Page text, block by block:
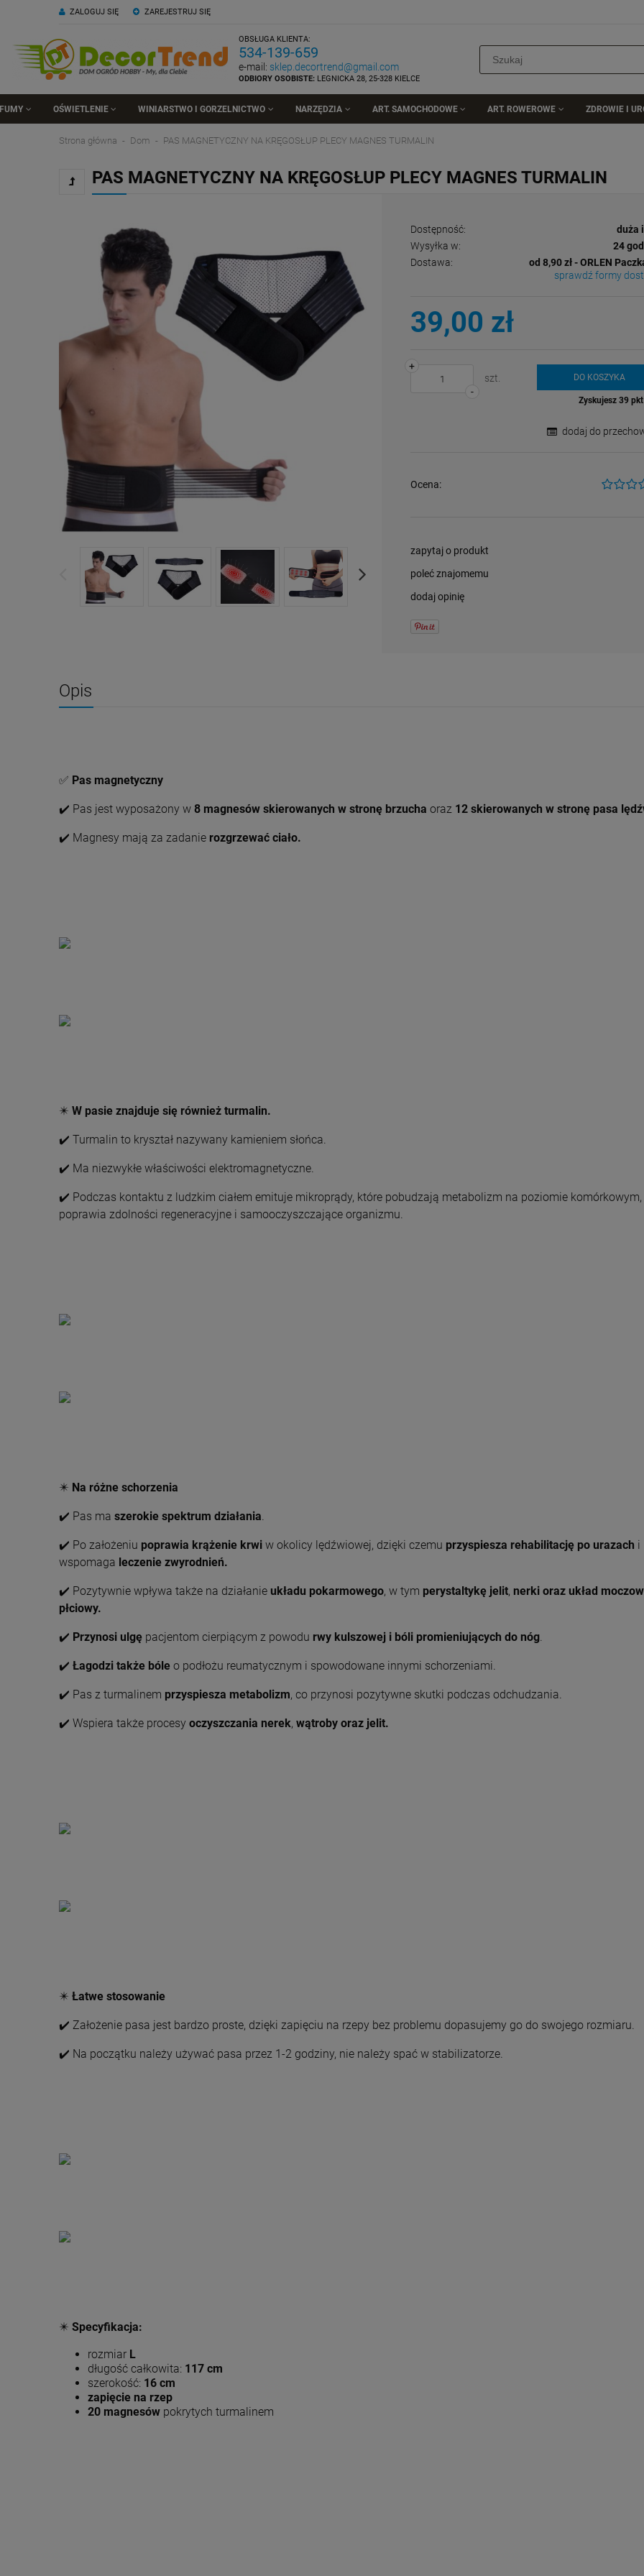
ZAREJESTRUJ SIĘ
ZALOGUJ SIĘ
OBSŁUGA KLIENTA:
534-139-659
e-mail: sklep.decortrend@gmail.com
ODBIORY OSOBISTE: LEGNICKA 28, 25-328 KIELCE
OŚWIETLENIE WINIARSTWO I GORZELNICTWO NARZĘDZIA ART. SAMOCHODOWE ART. ROWEROWE ZDROWIE I
Strona główna Dom PAS MAGNETYCZNY NA KRĘGOSŁUP PLECY MAGNES TURMALIN
PAS MAGNETYCZNY NA KRĘGOSŁUP PLECY MAGNES TURMALIN
Dostępność:
duża
Wysyłka w:
24
Dostawa:
od 8,90 zł- ORLEN
sprawdź formy
39,00 zł
-
+
szt.
DO KOSZYKA
Zyskujesz 39pkt
dodaj do
Ocena:
zapytaj o produkt
poleć znajomemu
dodaj opinię
Opis
✅ Pas magnetyczny
✔️ Pas jest wyposażony w 8 magnesów skierowanych w stronę brzucha oraz 12 skierowanych w stronę pasa
✔️ Magnesy mają za zadanie rozgrzewać ciało.
✴️ W pasie znajduje się również turmalin.
✔️ Turmalin to kryształ nazywany kamieniem słońca.
✔️ Ma niezwykłe właściwości elektromagnetyczne.
✔️ Podczas kontaktu z ludzkim ciałem emituje mikroprądy, które pobudzają metabolizm na poziomie komórkowym,
poprawia zdolności regeneracyjne i samooczyszczające organizmu.
✴️ Na różne schorzenia
✔️ Pas ma szerokie spektrum działania.
✔️ Po założeniu poprawia krążenie krwi w okolicy lędźwiowej, dzięki czemu przyspiesza rehabilitację po urazach i
wspomaga leczenie zwyrodnień.
✔️ Pozytywnie wpływa także na działanie układu pokarmowego, w tym perystaltykę jelit, nerki oraz układ
płciowy.
✔️ Przynosi ulgę pacjentom cierpiącym z powodu rwy kulszowej i bóli promieniujących do nóg.
✔️ Łagodzi także bóle o podłożu reumatycznym i spowodowane innymi schorzeniami.
✔️ Pas z turmalinem przyspiesza metabolizm, co przynosi pozytywne skutki podczas odchudzania.
✔️ Wspiera także procesy oczyszczania nerek, wątroby oraz jelit.
✴️ Łatwe stosowanie
✔️ Założenie pasa jest bardzo proste, dzięki zapięciu na rzepy bez problemu dopasujemy go do swojego rozmiaru.
✔️ Na początku należy używać pasa przez 1-2 godziny, nie należy spać w stabilizatorze.
✴️ Specyfikacja:
rozmiar L
długość całkowita: 117 cm
szerokość: 16 cm
zapięcie na rzep
20 magnesów pokrytych turmalinem